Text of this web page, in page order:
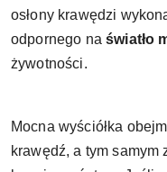
osłony krawędzi
odpornego naświatło
żywotności.
Mocna wyściółka
krawędź, a tym